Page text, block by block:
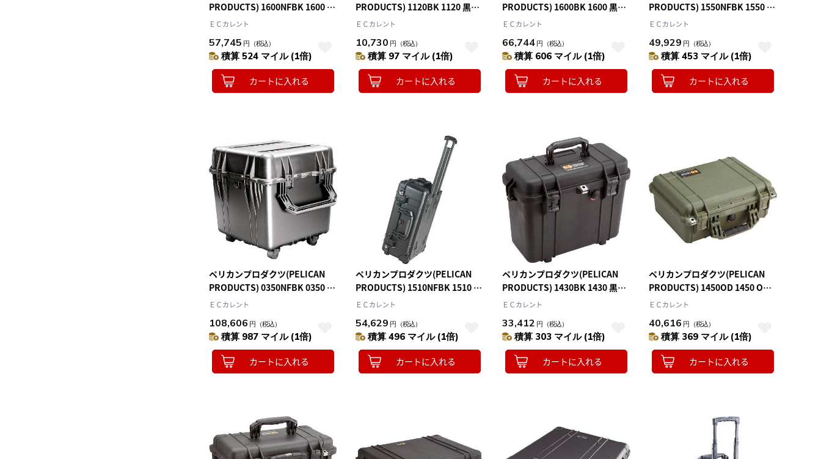
PRODUCTS) 1600NFBK 1600 フ
ォームなし 黒 616×493×220
ＥＣカレント
57,745 円 （税込）
積算 524 マイル (1倍)
カートに入れる
PRODUCTS) 1120BK 1120 黒
206×167×90
ＥＣカレント
10,730 円 （税込）
積算 97 マイル (1倍)
カートに入れる
PRODUCTS) 1600BK 1600 黒
616×493×220
ＥＣカレント
66,744 円 （税込）
積算 606 マイル (1倍)
カートに入れる
PRODUCTS) 1550NFBK 1550 フ
ォームなし 黒 524×428×206
ＥＣカレント
49,929 円 （税込）
積算 453 マイル (1倍)
カートに入れる
ペリカンプロダクツ(PELICAN
PRODUCTS) 0350NFBK 0350 フ
ォームなし 黒 571×569×540
ＥＣカレント
108,606 円 （税込）
積算 987 マイル (1倍)
カートに入れる
ペリカンプロダクツ(PELICAN
PRODUCTS) 1510NFBK 1510 フ
ォームなし 黒 559×351×229
ＥＣカレント
54,629 円 （税込）
積算 496 マイル (1倍)
カートに入れる
ペリカンプロダクツ(PELICAN
PRODUCTS) 1430BK 1430 黒
430×244×341
ＥＣカレント
33,412 円 （税込）
積算 303 マイル (1倍)
カートに入れる
ペリカンプロダクツ(PELICAN
PRODUCTS) 1450OD 1450 OD
406×330×174
ＥＣカレント
40,616 円 （税込）
積算 369 マイル (1倍)
カートに入れる